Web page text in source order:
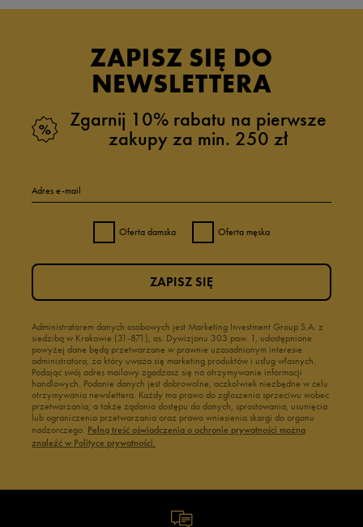
ZAPISZ SIĘ DO
NEWSLETTERA
Zgarnij 10% rabatu na pierwsze
zakupy za min. 250 zł
Adres e-mail
Oferta damska Oferta męska
Administratorem danych osobowych jest Marketing Investment Group S.A. z
siedzibą w Krakowie (31-871), os. Dywizjonu 303 paw. 1, udostępnione
powyżej dane będą przetwarzane w prawnie uzasadnionym interesie
administratora, za który uważa się marketing produktów i usług własnych.
Podając swój adres mailowy zgadzasz się na otrzymywanie informacji
handlowych. Podanie danych jest dobrowolne, aczkolwiek niezbędne w celu
otrzymywania newslettera. Każdy ma prawo do zgłoszenia sprzeciwu wobec
przetwarzania, a także żądania dostępu do danych, sprostowania, usunięcia
lub ograniczenia przetwarzania oraz prawo wniesienia skargi do organu
nadzorczego. Pełną treść oświadczenia o ochronie prywatności można
znaleźć w Polityce prywatności.
ZAPISZ SIĘ